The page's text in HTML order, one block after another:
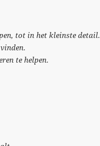
tot in het kleinste detail.
te helpen.